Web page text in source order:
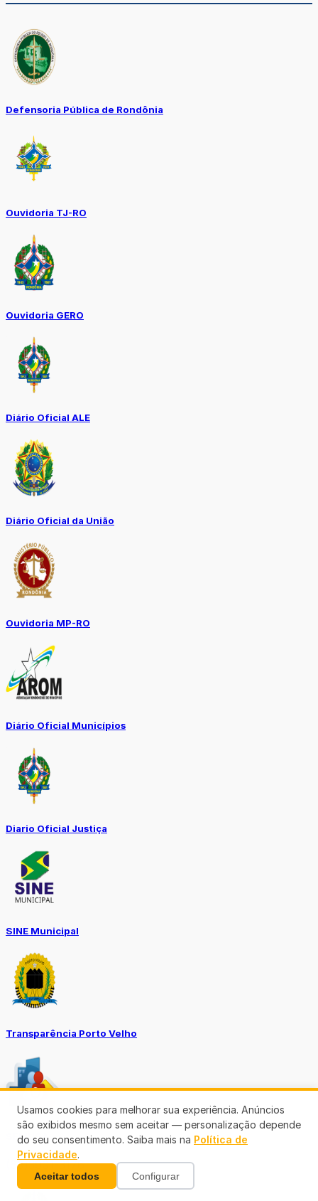
Defensoria Pública de Rondônia
Ouvidoria TJ-RO
Ouvidoria GERO
Diário Oficial ALE
Diário Oficial da União
Ouvidoria MP-RO
Diário Oficial Municípios
Diario Oficial Justiça
SINE Municipal
Transparência Porto Velho
SEMUSA
(69)3901-3176
Usamos cookies para melhorar sua experiência. Anúncios
são exibidos mesmo sem aceitar — personalização depende
do seu consentimento. Saiba mais na Política de
Privacidade.
Aceitar todos Configurar